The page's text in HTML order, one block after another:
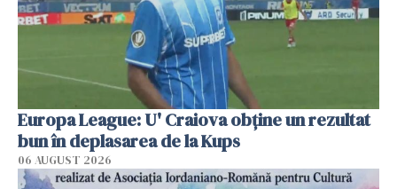
Europa League: U' Craiova obține un rezultat
bun în deplasarea de la Kups
06 AUGUST 2026